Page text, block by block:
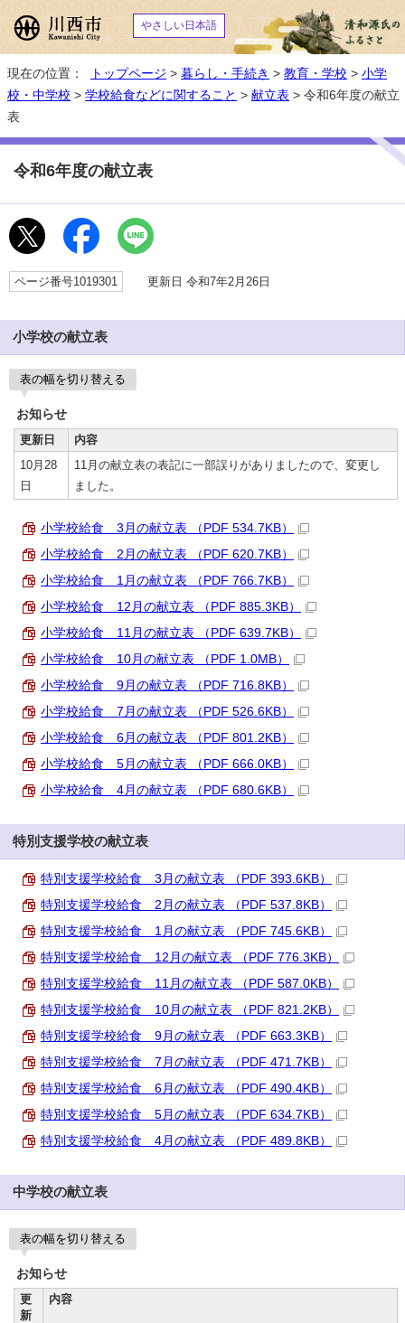
やさしい日本語
現在の位置： トップページ > 暮らし・手続き > 教育・学校 > 小学
校・中学校 > 学校給食などに関すること > 献立表 > 令和6年度の献立
表
令和6年度の献立表
ページ番号1019301 更新日 令和7年2月26日
小学校の献立表
表の幅を切り替える
お知らせ
更新日
内容
10月28
日
11月の献立表の表記に一部誤りがありましたので、変更し
ました。
小学校給食 3月の献立表 （PDF 534.7KB）
小学校給食 2月の献立表 （PDF 620.7KB）
小学校給食 1月の献立表 （PDF 766.7KB）
小学校給食 12月の献立表 （PDF 885.3KB）
小学校給食 11月の献立表 （PDF 639.7KB）
小学校給食 10月の献立表 （PDF 1.0MB）
小学校給食 9月の献立表 （PDF 716.8KB）
小学校給食 7月の献立表 （PDF 526.6KB）
小学校給食 6月の献立表 （PDF 801.2KB）
小学校給食 5月の献立表 （PDF 666.0KB）
小学校給食 4月の献立表 （PDF 680.6KB）
特別支援学校の献立表
特別支援学校給食 3月の献立表 （PDF 393.6KB）
特別支援学校給食 2月の献立表 （PDF 537.8KB）
特別支援学校給食 1月の献立表 （PDF 745.6KB）
特別支援学校給食 12月の献立表 （PDF 776.3KB）
特別支援学校給食 11月の献立表 （PDF 587.0KB）
特別支援学校給食 10月の献立表 （PDF 821.2KB）
特別支援学校給食 9月の献立表 （PDF 663.3KB）
特別支援学校給食 7月の献立表 （PDF 471.7KB）
特別支援学校給食 6月の献立表 （PDF 490.4KB）
特別支援学校給食 5月の献立表 （PDF 634.7KB）
特別支援学校給食 4月の献立表 （PDF 489.8KB）
中学校の献立表
表の幅を切り替える
お知らせ
更
新
内容